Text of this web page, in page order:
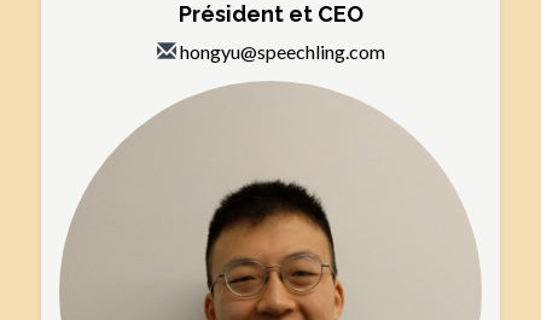
Président et CEO
hongyu@speechling.com